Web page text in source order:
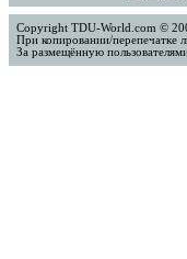
Copyright TDU-World.com ©
При копировании/перепечатке
За размещённую